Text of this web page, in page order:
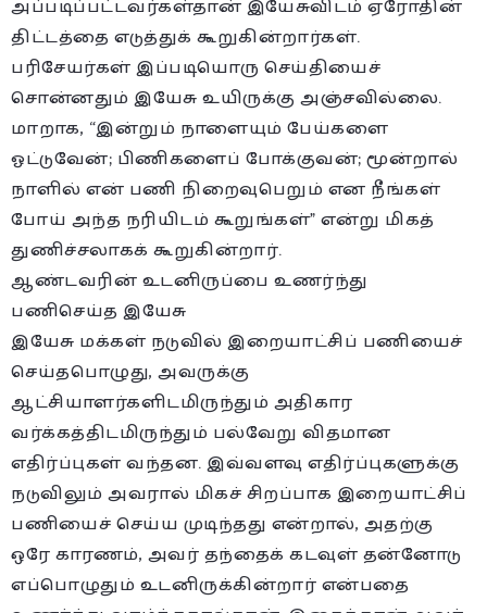
அப்படிப்பட்டவர்கள்தான் இயேசுவிடம் ஏரோதின்
திட்டத்தை எடுத்துக் கூறுகின்றார்கள்.
பரிசேயர்கள் இப்படியொரு செய்தியைச்
சொன்னதும் இயேசு உயிருக்கு அஞ்சவில்லை.
மாறாக, “இன்றும் நாளையும் பேய்களை
ஓட்டுவேன்; பிணிகளைப் போக்குவன்; மூன்றால்
நாளில் என் பணி நிறைவுபெறும் என நீங்கள்
போய் அந்த நரியிடம் கூறுங்கள்” என்று மிகத்
துணிச்சலாகக் கூறுகின்றார்.
ஆண்டவரின் உடனிருப்பை உணர்ந்து
பணிசெய்த இயேசு
இயேசு மக்கள் நடுவில் இறையாட்சிப் பணியைச்
செய்தபொழுது, அவருக்கு
ஆட்சியாளர்களிடமிருந்தும் அதிகார
வர்க்கத்திடமிருந்தும் பல்வேறு விதமான
எதிர்ப்புகள் வந்தன. இவ்வளவு எதிர்ப்புகளுக்கு
நடுவிலும் அவரால் மிகச் சிறப்பாக இறையாட்சிப்
பணியைச் செய்ய முடிந்தது என்றால், அதற்கு
ஒரே காரணம், அவர் தந்தைக் கடவுள் தன்னோடு
எப்பொழுதும் உடனிருக்கின்றார் என்பதை